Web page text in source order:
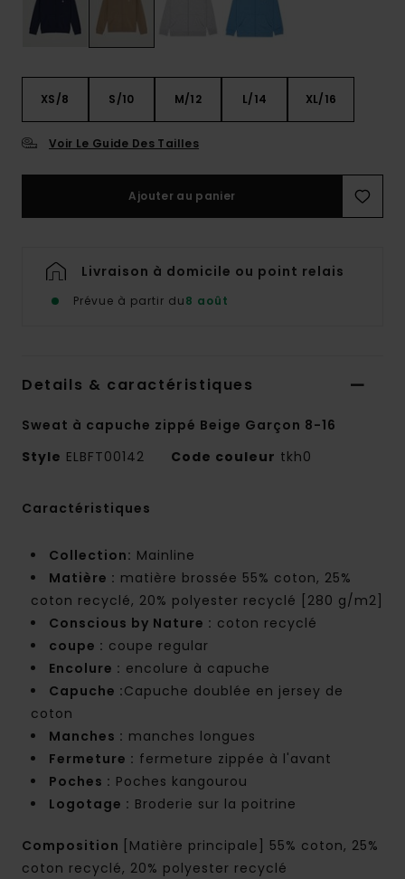
XS/8 S/10 M/12 L/14 XL/16
Voir Le Guide Des Tailles
Ajouter au panier
Livraison à domicile ou point relais
Prévue à partir du8 août
Details & caractéristiques
Sweat à capuche zippé Beige Garçon 8-16
Style ELBFT00142 Code couleur tkh0
Caractéristiques
Collection: Mainline
Matière : matière brossée 55% coton, 25%
coton recyclé, 20% polyester recyclé [280 g/m2]
Conscious by Nature : coton recyclé
coupe : coupe regular
Encolure : encolure à capuche
Capuche :Capuche doublée en jersey de
coton
Manches : manches longues
Fermeture : fermeture zippée à l'avant
Poches : Poches kangourou
Logotage : Broderie sur la poitrine
Composition
[Matière principale] 55% coton, 25%
coton recyclé, 20% polyester recyclé